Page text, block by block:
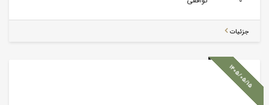
جزئیات
1405/05/15